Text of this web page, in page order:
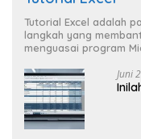
Tutorial Excel adalah
langkah yang
menguasai program
Juni